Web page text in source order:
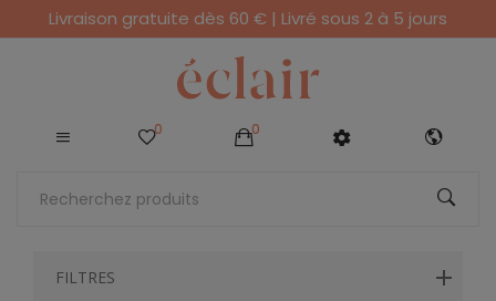
Livraison gratuite dès 60 € | Livré sous 2 à 5 jours
0 0
FILTRES